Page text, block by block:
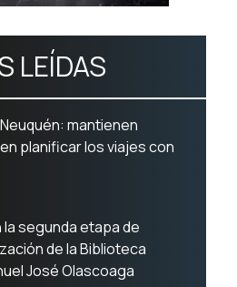
LEÍDAS
mantienen
planificar los viajes con
segunda etapa de
de la Biblioteca
José Olascoaga